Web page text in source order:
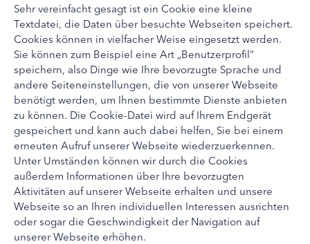
Sehr vereinfacht gesagt ist ein Cookie eine kleine
Textdatei, die Daten über besuchte Webseiten speichert.
Cookies können in vielfacher Weise eingesetzt werden.
Sie können zum Beispiel eine Art „Benutzerprofil“
speichern, also Dinge wie Ihre bevorzugte Sprache und
andere Seiteneinstellungen, die von unserer Webseite
benötigt werden, um Ihnen bestimmte Dienste anbieten
zu können. Die Cookie-Datei wird auf Ihrem Endgerät
gespeichert und kann auch dabei helfen, Sie bei einem
erneuten Aufruf unserer Webseite wiederzuerkennen.
Unter Umständen können wir durch die Cookies
außerdem Informationen über Ihre bevorzugten
Aktivitäten auf unserer Webseite erhalten und unsere
Webseite so an Ihren individuellen Interessen ausrichten
oder sogar die Geschwindigkeit der Navigation auf
unserer Webseite erhöhen.